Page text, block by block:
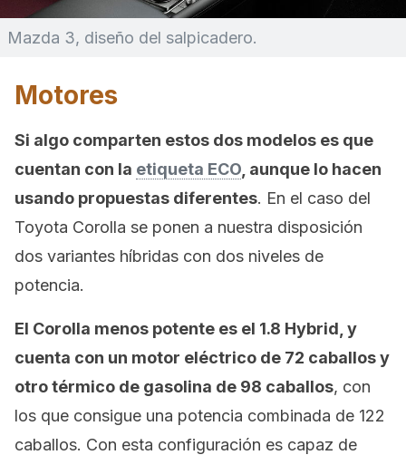
Mazda 3, diseño del salpicadero.
Motores
Si algo comparten estos dos modelos es que
cuentan con la etiqueta ECO , aunque lo hacen
usando propuestas diferentes. En el caso del
Toyota Corolla se ponen a nuestra disposición
dos variantes híbridas con dos niveles de
potencia.
El Corolla menos potente es el 1.8 Hybrid, y
cuenta con un motor eléctrico de 72 caballos y
otro térmico de gasolina de 98 caballos, con
los que consigue una potencia combinada de 122
caballos. Con esta configuración es capaz de